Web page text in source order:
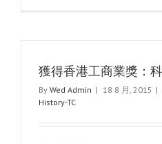
獲得香港工商業獎：
By Wed Admin | 18 8 月, 2015 |
History-TC